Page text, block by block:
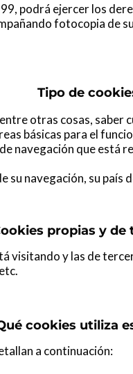
podrá ejercer los
fotocopia de
Tipo de
otras cosas,
básicas para el
navegación que está
su navegación, su país
propias y de
visitando y las de
cookies utiliza
a continuación: